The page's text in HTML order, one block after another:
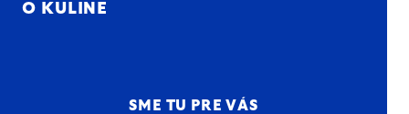
O KULINE
SME TU PRE VÁS